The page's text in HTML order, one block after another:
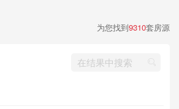
为您找到9310套房源